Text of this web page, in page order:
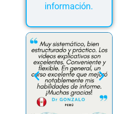
información.